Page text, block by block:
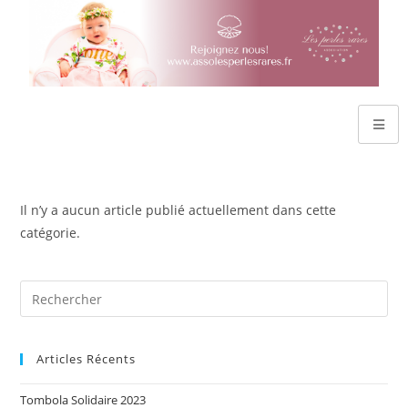
Il n’y a aucun article publié actuellement dans cette
catégorie.
Articles Récents
Tombola Solidaire 2023